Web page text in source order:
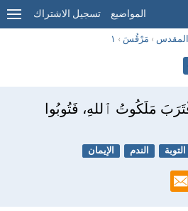
المواضيع تسجيل الاشتراك
المقدس › مَرْقُسَ › ١
مَلَكُوتُ ٱللهِ، فَتُوبُوا
التوبة الندم الإيمان